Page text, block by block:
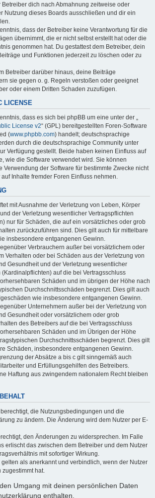
Betreiber dich nach Abmahnung zeitweise oder
Nutzung dieses Boards ausschließen und dir ein
dass der Betreiber keine Verantwortung für die
übernimmt, die er nicht selbst erstellt hat oder die
genommen hat. Du gestattest dem Betreiber, dein
und Funktionen jederzeit zu löschen oder zu
Betreiber darüber hinaus, deine Beiträge
sie gegen o. g. Regeln verstoßen oder geeignet
oder einem Dritten Schaden zuzufügen.
LICENSE
dass es sich bei phpBB um eine unter der „
License v2“ (GPL) bereitgestellten Foren-Software
(www.phpbb.com) handelt; deutschsprachige
durch die deutschsprachige Community unter
Verfügung gestellt. Beide haben keinen Einfluss auf
wie die Software verwendet wird. Sie können
Verwendung der Software für bestimmte Zwecke nicht
Inhalte fremder Foren Einfluss nehmen.
mit Ausnahme der Verletzung von Leben, Körper
der Verletzung wesentlicher Vertragspflichten
nur für Schäden, die auf ein vorsätzliches oder grob
zurückzuführen sind. Dies gilt auch für mittelbare
insbesondere entgangenen Gewinn.
Verbrauchern außer bei vorsätzlichem oder
Verhalten oder bei Schäden aus der Verletzung von
Gesundheit und der Verletzung wesentlicher
(Kardinalpflichten) auf die bei Vertragsschluss
Schäden und im übrigen der Höhe nach
Durchschnittsschäden begrenzt. Dies gilt auch
wie insbesondere entgangenen Gewinn.
Unternehmern außer bei der Verletzung von
Gesundheit oder vorsätzlichem oder grob
des Betreibers auf die bei Vertragsschluss
Schäden und im Übrigen der Höhe
Durchschnittsschäden begrenzt. Dies gilt
Schäden, insbesondere entgangenen Gewinn.
der Absätze a bis c gilt sinngemäß auch
und Erfüllungsgehilfen des Betreibers.
Haftung aus zwingendem nationalem Recht bleiben
die Nutzungsbedingungen und die
zu ändern. Die Änderung wird dem Nutzer per E-
den Änderungen zu widersprechen. Im Falle
erlischt das zwischen dem Betreiber und dem Nutzer
mit sofortiger Wirkung.
als anerkannt und verbindlich, wenn der Nutzer
hat.
Umgang mit deinen persönlichen Daten
enthalten.